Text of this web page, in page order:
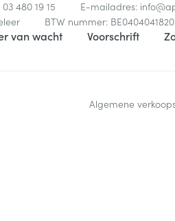
03 480 19 15 E-mailadres: info@
BTW nummer: BE0404041820
van wacht Voorschrift
Algemene